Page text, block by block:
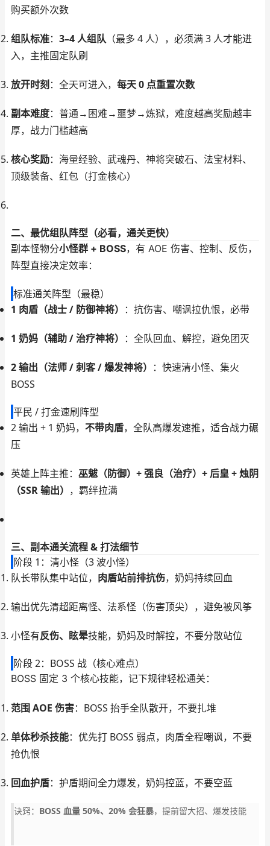
购买额外次数
组队标准： 3–4 人组队 （最多 4 人），必须满 3 人才能进
入，主推固定队刷
放开时刻 ：全天可进入， 每天 0 点重置次数
副本难度：普通→困难→噩梦→炼狱，难度越高奖励越丰
厚，战力门槛越高
核心奖励：海量经验、武魂丹、神将突破石、法宝材料、
顶级装备、红包（打金核心）
二、最优组队阵型（必看，通关更快）
副本怪物分小怪群 + BOSS，有 AOE 伤害、控制、反伤，
阵型直接决定效率：
标准通关阵型（最稳）
1 肉盾（战士 / 防御神将） ：抗伤害、嘲讽拉仇恨，必带
1 奶妈（辅助 / 治疗神将） ：全队回血、解控，避免团灭
2 输出（法师 / 刺客 / 爆发神将） ：快速清小怪、集火
BOSS
平民 / 打金速刷阵型
2 输出 + 1 奶妈， 不带肉盾，全队高爆发速推，适合战力碾
压
英雄上阵主推： 巫魃（防御）+ 强良（治疗）+ 后皇 + 烛阴
（SSR 输出） ，羁绊拉满
三、副本通关流程 & 打法细节
阶段 1：清小怪（3 波小怪）
队长带队集中站位， 肉盾站前排抗伤，奶妈持续回血
输出优先清超距离怪、法系怪（伤害顶尖），避免被风筝
小怪有反伤、眩晕技能，奶妈及时解控，不要分散站位
阶段 2：BOSS 战（核心难点）
BOSS 固定 3 个核心技能，记下规律轻松通关：
范围 AOE 伤害：BOSS 抬手全队散开，不要扎堆
单体秒杀技能：优先打 BOSS 弱点，肉盾全程嘲讽，不要
抢仇恨
回血护盾：护盾期间全力爆发，奶妈控蓝，不要空蓝
诀窍： BOSS 血量 50%、20% 会狂暴，提前留大招、爆发技能